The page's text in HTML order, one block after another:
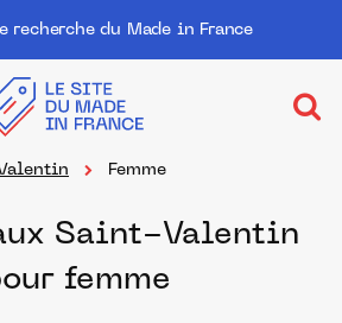
recherche du Made in France
Femme
Saint-Valentin
femme